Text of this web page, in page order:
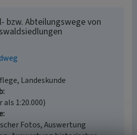
bzw. Abteilungswege von
Landeskunde
als 1:20.000)
Fotos, Auswertung